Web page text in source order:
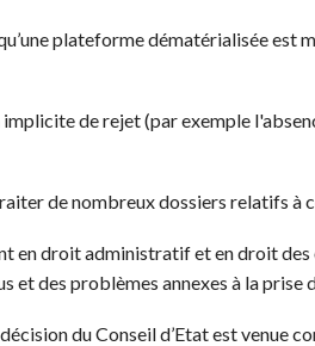
plateforme dématérialisée est
de rejet (par exemple
de nombreux dossiers relatifs à
en droit administratif et en droit
des problèmes annexes à la prise
du Conseil d’Etat est venue